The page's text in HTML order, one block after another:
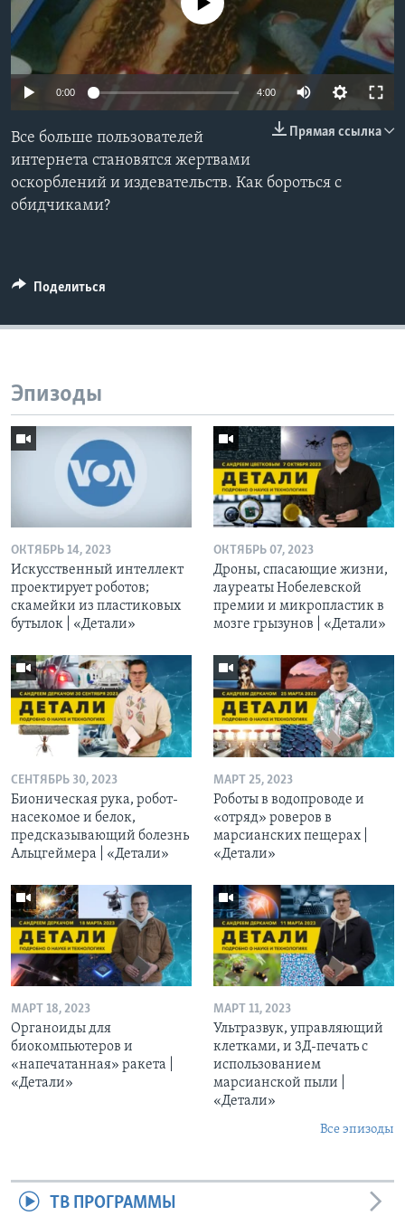
Learning English
СОЦИАЛЬНЫЕ СЕТИ
Языки
No media source currently available
0:00 4:00
Прямая ссылка
Все больше пользователей
интернета становятся жертвами
оскорблений и издевательств. Как бороться с
обидчиками?
Поделиться
Эпизоды
ОКТЯБРЬ 14, 2023
Искусственный интеллект
проектирует роботов;
скамейки из пластиковых
бутылок | «Детали»
ОКТЯБРЬ 07, 2023
Дроны, спасающие жизни,
лауреаты Нобелевской
премии и микропластик в
мозге грызунов | «Детали»
СЕНТЯБРЬ 30, 2023
Бионическая рука, робот-
насекомое и белок,
предсказывающий болезнь
Альцгеймера | «Детали»
МАРТ 25, 2023
Роботы в водопроводе и
«отряд» роверов в
марсианских пещерах |
«Детали»
МАРТ 18, 2023
Органоиды для
биокомпьютеров и
«напечатанная» ракета |
«Детали»
МАРТ 11, 2023
Ультразвук, управляющий
клетками, и 3Д-печать c
использованием
марсианской пыли |
«Детали»
Все эпизоды
ТВ ПРОГРАММЫ